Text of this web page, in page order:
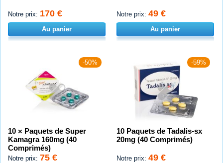
Notre prix: 170 €
Au panier
Notre prix: 49 €
Au panier
-50%
10 × Paquets de Super
Kamagra 160mg (40
Comprimés)
Notre prix: 75 €
-59%
10 Paquets de Tadalis-sx
20mg (40 Comprimés)
Notre prix: 49 €